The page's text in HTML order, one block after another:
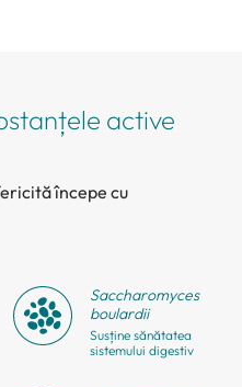
active
începe cu
Saccharomyces
boulardii
Susține sănătatea
sistemului digestiv